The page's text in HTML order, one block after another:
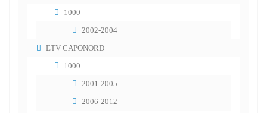
1000
2002-2004
ETV CAPONORD
1000
2001-2005
2006-2012